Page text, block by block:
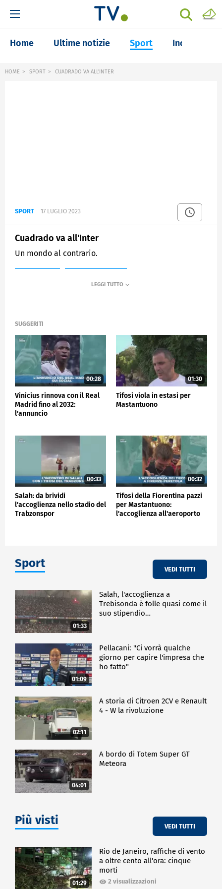
Home Ultime notizie Sport Inchieste
HOME SPORT CUADRADO VA ALL'INTER
SPORT 17 LUGLIO 2023
Cuadrado va all'Inter
Un mondo al contrario.
SUGGERITI
00:28
Vinicius rinnova con il Real
Madrid fino al 2032:
l'annuncio
01:30
Tifosi viola in estasi per
Mastantuono
00:33
Salah: da brividi
l'accoglienza nello stadio del
Trabzonspor
00:32
Tifosi della Fiorentina pazzi
per Mastantuono:
l'accoglienza all'aeroporto
Sport VEDI TUTTI
01:33
Salah, l'accoglienza a
Trebisonda è folle quasi come il
suo stipendio…
01:09
Pellacani: "Ci vorrà qualche
giorno per capire l'impresa che
ho fatto"
02:11
A storia di Citroen 2CV e Renault
4 - W la rivoluzione
04:01
A bordo di Totem Super GT
Meteora
Più visti VEDI TUTTI
01:29
Rio de Janeiro, raffiche di vento
a oltre cento all'ora: cinque
morti
2 visualizzazioni